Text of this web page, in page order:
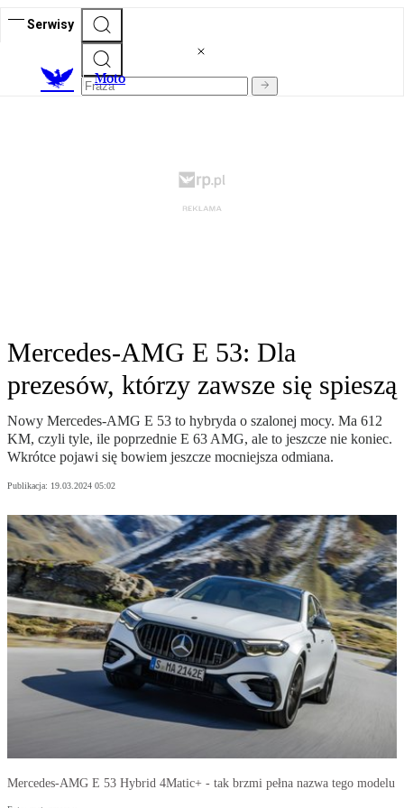
Serwisy
Moto
Mercedes-AMG E 53: Dla
prezesów, którzy zawsze się spieszą
Nowy Mercedes-AMG E 53 to hybryda o szalonej mocy. Ma 612
KM, czyli tyle, ile poprzednie E 63 AMG, ale to jeszcze nie koniec.
Wkrótce pojawi się bowiem jeszcze mocniejsza odmiana.
Publikacja: 19.03.2024 05:02
Mercedes-AMG E 53 Hybrid 4Matic+ - tak brzmi pełna nazwa tego modelu